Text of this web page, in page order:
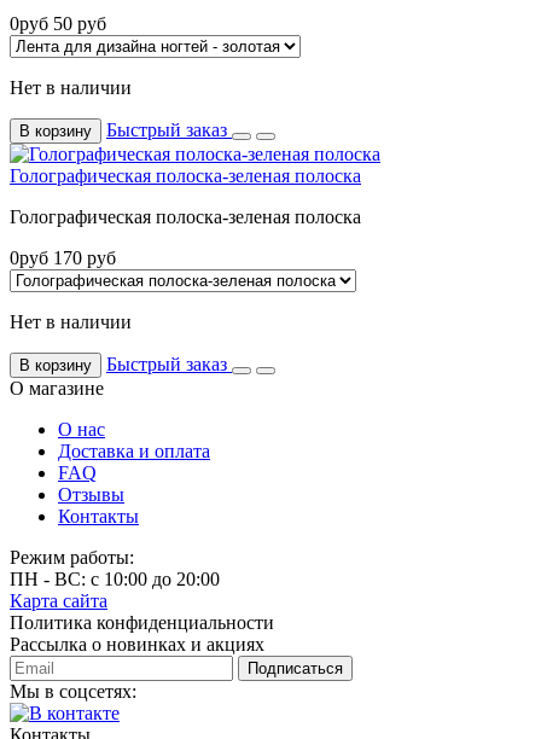
0руб 50 руб
Нет в наличии
В корзину Быстрый заказ
Голографическая полоска-зеленая полоска
Голографическая полоска-зеленая полоска
0руб 170 руб
Нет в наличии
В корзину
Быстрый заказ
О магазине
О нас
Доставка и оплата
FAQ
Отзывы
Контакты
Режим работы:
ПН - ВС: с 10:00 до 20:00
Карта сайта
Политика конфиденциальности
Рассылка о новинках и акциях
Подписаться
Мы в соцсетях:
Контакты